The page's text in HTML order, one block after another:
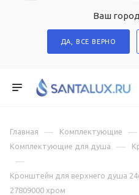
Ваш
ДА, ВСЕ ВЕРНО
Главная — Комплектующие —
Комплектующие для душа —
—
Кронштейн для верхнего душа
27809000 хром